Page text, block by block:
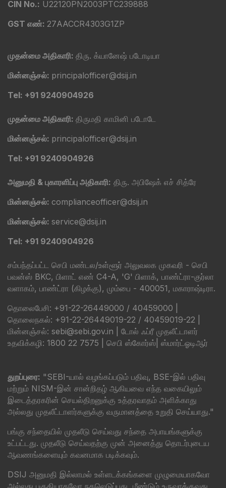
CIN No.: U22120PN2003PTC239888
GST எண்: 27AACCR4303G1ZP
முதன்மை அதிகாரி: திரு. க்யானேஷ் படோடியா
மின்னஞ்சல்: principalofficer@dsij.in
Tel: +91 9240904926
முதன்மை அதிகாரி: திருமதி காமினி படோடே
மின்னஞ்சல்: principalofficer@dsij.in
Tel: +91 9240904926
அனுமதி & புகாரளிப்பு அதிகாரி: திரு. அபிஷேக் எச் சித்ரே
மின்னஞ்சல்: complianceofficer@dsij.in
மின்னஞ்சல்: service@dsij.in
Tel: +91 9240904926
சம்பந்தப்பட்ட செபி மண்டல/உள்ளூர் அலுவலக முகவரி - செபி
பவன்ஸ் BKC, பிளாட் எண் C4-A, 'G' பிளாக், பாண்ட்ரா-குர்லா
வளாகம், பாண்ட்ரா (கிழக்கு), மும்பை - 400051, மகாராஷ்டிரா.
தொலைபேசி: +91-22-26449000 / 40459000 |
தொலைநகல்: +91-22-26449019-22 / 40459019-22 |
மின்னஞ்சல்: sebi@sebi.gov.in | டோல் ஃப்ரீ முதலீட்டாளர்
உதவிக்கழி: 1800 22 7575 | செபி ஸ்கோர்ஸ் ஸ்மார்ட்ஓடிஆர்
துறப்புரை: "SEBI-யால் வழங்கப்படும் பதிவு, BSE-இல் பதிவு
மற்றும் NISM-இன் சான்றிதழ் ஆகியவை எந்த வகையிலும்
இடைத்தரகரின் செயல்திறனுக்கு உத்தரவாதம் அளிக்காது
அல்லது முதலீட்டாளர்களுக்கு வருமானத்தை உறுதி செய்யாது."
பங்கு சந்தையில் முதலீடு செய்வது சந்தை அபாயங்களுக்கு
உட்பட்டது. முதலீடு செய்வதற்கு முன் அனைத்து தொடர்புடைய
ஆவணங்களையும் கவனமாக படிக்கவும்.
DSIJ அனுமதி இல்லாமல் உள்ளடக்கங்களை முழுமையாகவோ
அல்லது பகுதியாகவோ நகலெடுப்பது, மீண்டும் உருவாக்குவது